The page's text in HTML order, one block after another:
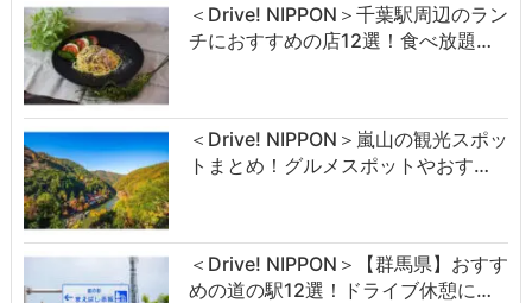
＜Drive! NIPPON＞千葉駅周辺のラン
チにおすすめの店12選！食べ放題…
＜Drive! NIPPON＞嵐山の観光スポッ
トまとめ！グルメスポットやおす…
＜Drive! NIPPON＞【群馬県】おすす
めの道の駅12選！ドライブ休憩に…